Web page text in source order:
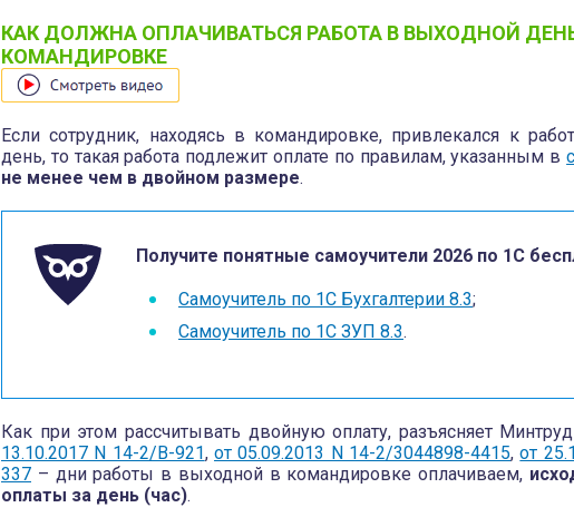
КАК ДОЛЖНА ОПЛАЧИВАТЬСЯ РАБОТА В ВЫХОДНОЙ
КОМАНДИРОВКЕ
Если сотрудник, находясь в командировке, привлекался к
день, то такая работа подлежит оплате по правилам, указанным в
не менее чем в двойном размере.
Получите понятные самоучители 2026 по 1С
Самоучитель по 1С Бухгалтерии 8.3;
Самоучитель по 1С ЗУП 8.3.
Как при этом рассчитывать двойную оплату, разъясняет
13.10.2017 N 14-2/В-921,от 05.09.2013 N 14-2/3044898-4415,от
337 – дни работы в выходной в командировке оплачиваем,
оплаты за день (час).